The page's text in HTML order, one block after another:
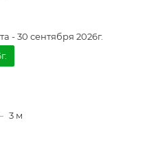
- 30 сентября 2026г.
3 м